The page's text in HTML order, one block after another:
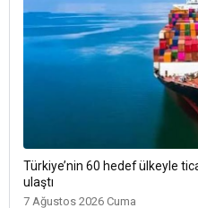
Türkiye’nin 60 hedef ülkeyle
ulaştı
7 Ağustos 2026 Cuma